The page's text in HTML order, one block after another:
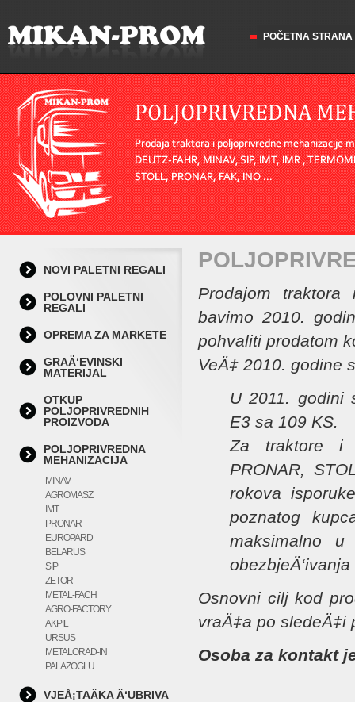
POČETNA STRANA
NOVI PALETNI REGALI
POLOVNI PALETNI
REGALI
OPREMA ZA MARKETE
GRAÄ‘EVINSKI
MATERIJAL
OTKUP
POLJOPRIVREDNIH
PROIZVODA
POLJOPRIVREDNA
MEHANIZACIJA
MINAV
AGROMASZ
IMT
PRONAR
EUROPARD
BELARUS
SIP
ZETOR
METAL-FACH
AGRO-FACTORY
AKPIL
URSUS
METALORAD-IN
PALAZOGLU
VJEÅ¡TAÄKA Ä‘UBRIVA
Prodajom traktora
bavimo 2010.
pohvaliti prodatom
VeÄ‡ 2010. godine
U 2011. godini
E3 sa 109 KS.
Za traktore i
PRONAR,
rokova
poznatog
maksimalno
Osnovni cilj kod
vraÄ‡a po sledeÄ‡i
Osoba za kontakt